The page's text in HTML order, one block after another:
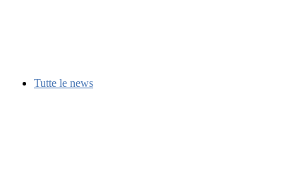
Tutte le news